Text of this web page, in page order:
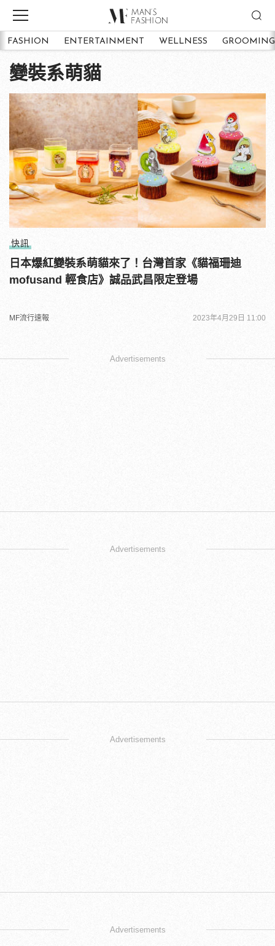
FASHION ENTERTAINMENT WELLNESS GROOMING
變裝系萌貓
快訊
日本爆紅變裝系萌貓來了！台灣首家《貓福珊迪
mofusand 輕食店》誠品武昌限定登場
MF流行速報 2023年4月29日 11:00
Advertisements
Advertisements
Advertisements
Advertisements